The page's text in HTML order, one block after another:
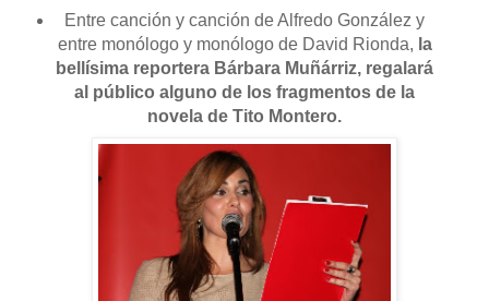
Entre canción y canción de Alfredo González y
entre monólogo y monólogo de David Rionda, la
bellísima reportera Bárbara Muñárriz, regalará
al público alguno de los fragmentos de la
novela de Tito Montero.